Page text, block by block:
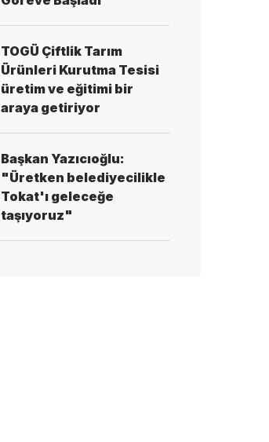
TOGÜ Çiftlik Tarım
Ürünleri Kurutma Tesisi
üretim ve eğitimi bir
araya getiriyor
Başkan Yazıcıoğlu:
"Üretken belediyecilikle
Tokat'ı geleceğe
taşıyoruz"